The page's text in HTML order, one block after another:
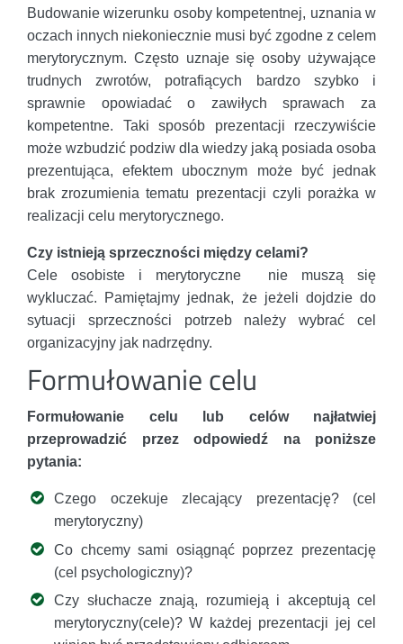
Budowanie wizerunku osoby kompetentnej, uznania w
oczach innych niekoniecznie musi być zgodne z celem
merytorycznym. Często uznaje się osoby używające
trudnych zwrotów, potrafiących bardzo szybko i
sprawnie opowiadać o zawiłych sprawach za
kompetentne. Taki sposób prezentacji rzeczywiście
może wzbudzić podziw dla wiedzy jaką posiada osoba
prezentująca, efektem ubocznym może być jednak
brak zrozumienia tematu prezentacji czyli porażka w
realizacji celu merytorycznego.
Czy istnieją sprzeczności między celami?
Cele osobiste i merytoryczne nie muszą się
wykluczać. Pamiętajmy jednak, że jeżeli dojdzie do
sytuacji sprzeczności potrzeb należy wybrać cel
organizacyjny jak nadrzędny.
Formułowanie celu
Formułowanie celu lub celów najłatwiej
przeprowadzić przez odpowiedź na poniższe
pytania:
Czego oczekuje zlecający prezentację? (cel
merytoryczny)
Co chcemy sami osiągnąć poprzez prezentację
(cel psychologiczny)?
Czy słuchacze znają, rozumieją i akceptują cel
merytoryczny(cele)? W każdej prezentacji jej cel